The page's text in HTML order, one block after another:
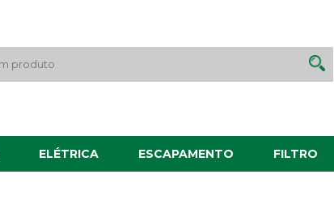
ELÉTRICA ESCAPAMENTO FILTRO